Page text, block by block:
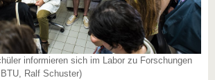
informieren sich im Labor zu Forschungen
Ralf Schuster)